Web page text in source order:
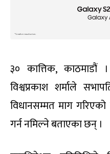
३० कात्तिक, काठमाडौं
विश्वप्रकाश शर्माले
विधानसम्मत माग
गर्न नमिल्ने बताएका छन् ।